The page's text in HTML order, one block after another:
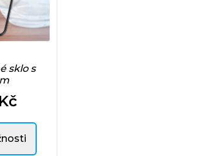
sklo s